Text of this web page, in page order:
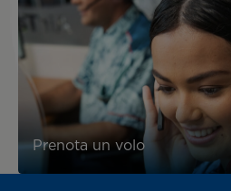
Prenota un volo